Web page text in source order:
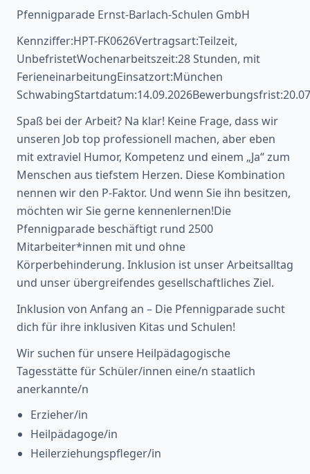
Pfennigparade Ernst-Barlach-Schulen GmbH
Kennziffer:HPT-FK0626Vertragsart:Teilzeit,
UnbefristetWochenarbeitszeit:28 Stunden, mit
FerieneinarbeitungEinsatzort:München
Spaß bei der Arbeit? Na klar! Keine Frage, dass wir
unseren Job top professionell machen, aber eben
mit extraviel Humor, Kompetenz und einem „Ja“ zum
Menschen aus tiefstem Herzen. Diese Kombination
nennen wir den P-Faktor. Und wenn Sie ihn besitzen,
möchten wir Sie gerne kennenlernen!Die
Pfennigparade beschäftigt rund 2500
Mitarbeiter*innen mit und ohne
Körperbehinderung. Inklusion ist unser Arbeitsalltag
und unser übergreifendes gesellschaftliches Ziel.
Inklusion von Anfang an – Die Pfennigparade sucht
dich für ihre inklusiven Kitas und Schulen!
Wir suchen für unsere Heilpädagogische
Tagesstätte für Schüler/innen eine/n staatlich
anerkannte/n
Erzieher/in
Heilpädagoge/in
Heilerziehungspfleger/in